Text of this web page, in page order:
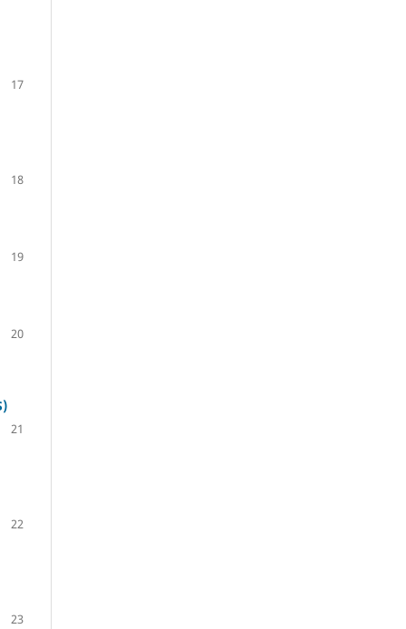
17
18
19
20
21
22
23